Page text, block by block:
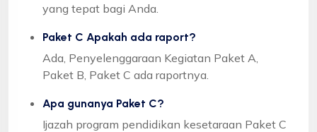
yang tepat bagi Anda.
Paket C Apakah ada raport?
Ada, Penyelenggaraan Kegiatan Paket A,
Paket B, Paket C ada raportnya.
Apa gunanya Paket C?
Ijazah program pendidikan kesetaraan Paket C